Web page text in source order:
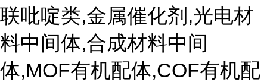
联吡啶类,金属催化剂,光电材
料中间体,合成材料中间
体,MOF有机配体,COF有机配